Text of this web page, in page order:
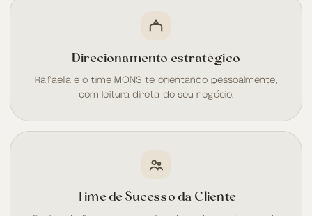
Direcionamento estratégico
Rafaella e o time MONS te orientando pessoalmente,
com leitura direta do seu negócio.
Time de Sucesso da Cliente